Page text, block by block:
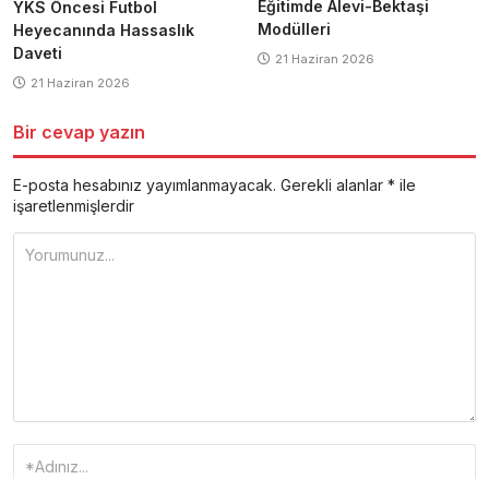
YKS Öncesi Futbol
Heyecanında Hassaslık
Daveti
21 Haziran 2026
Eğitimde Alevi-Bektaşi
Modülleri
21 Haziran 2026
Bir cevap yazın
E-posta hesabınız yayımlanmayacak. Gerekli alanlar * ile
işaretlenmişlerdir